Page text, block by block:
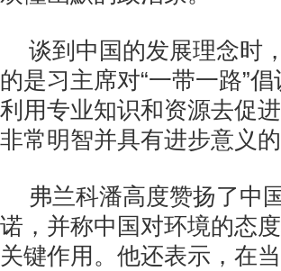
谈到中国的发展理念时
的是习主席对“一带一路”
利用专业知识和资源去促
非常明智并具有进步意义的
弗兰科潘高度赞扬了中
诺，并称中国对环境的态
关键作用。他还表示，在